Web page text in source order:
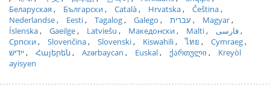
Беларуская
Български Català Hrvatska
Čeština
Nederlandse
Eesti Tagalog Galego עברית
Magyar
Íslenska
Gaeilge Latviešu Македонски Malti
فارسی
Српски
Slovenčina Slovenski Kiswahili ไทย
Cymraeg
ייִדיש
Հայերեն Azərbaycan Euskal ქართული
Kreyòl
ayisyen